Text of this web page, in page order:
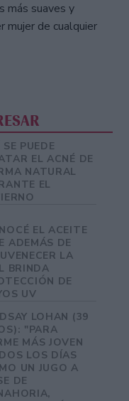
más suaves y
mujer de cualquier
PUEDE
EL ACNÉ DE
NATURAL
EL
EL ACEITE
ADEMÁS DE
LA
BRINDA
DE
UV
LOHAN (39
"PARA
MÁS JOVEN
LOS DÍAS
UN JUGO A
DE